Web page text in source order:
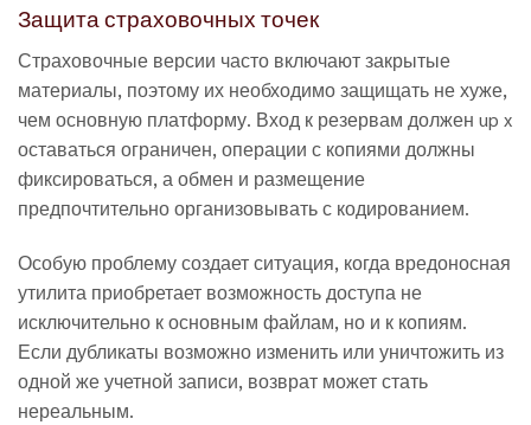
Защита страховочных точек
Страховочные версии часто включают закрытые
материалы, поэтому их необходимо защищать не хуже,
чем основную платформу. Вход к резервам должен up x
оставаться ограничен, операции с копиями должны
фиксироваться, а обмен и размещение
предпочтительно организовывать с кодированием.
Особую проблему создает ситуация, когда вредоносная
утилита приобретает возможность доступа не
исключительно к основным файлам, но и к копиям.
Если дубликаты возможно изменить или уничтожить из
одной же учетной записи, возврат может стать
нереальным.